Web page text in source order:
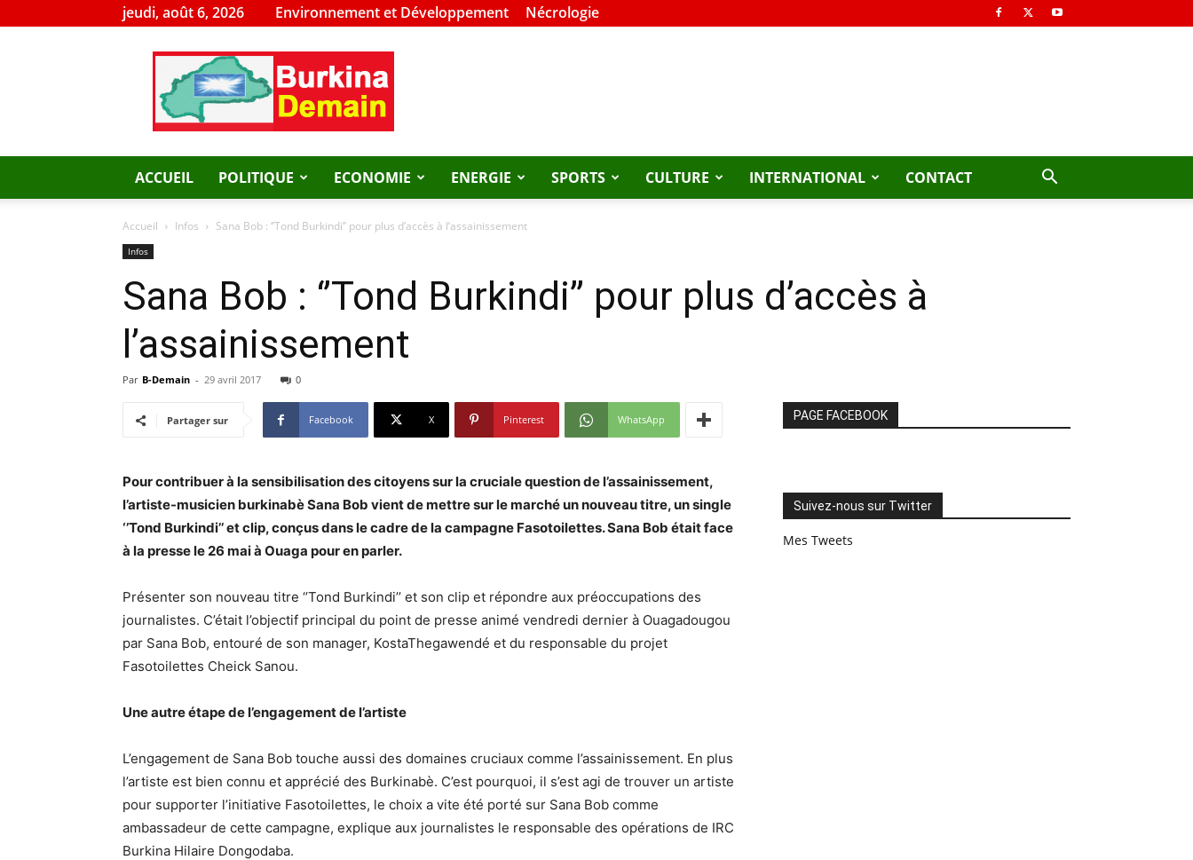
jeudi, août 6, 2026 Environnement et Développement Nécrologie
Burkina
Demain
ACCUEIL POLITIQUE ECONOMIE ENERGIE SPORTS CULTURE INTERNATIONAL CONTACT
Accueil Infos Sana Bob : ‘’Tond Burkindi’’ pour plus d’accès à l’assainissement
Infos
Sana Bob : ‘’Tond Burkindi’’ pour plus d’accès à
l’assainissement
Par B-Demain - 29 avril 2017 0
Partager sur Facebook X Pinterest WhatsApp
Pour contribuer à la sensibilisation des citoyens sur la cruciale question de l’assainissement,
l’artiste-musicien burkinabè Sana Bob vient de mettre sur le marché un nouveau titre, un single
‘’Tond Burkindi’’ et clip, conçus dans le cadre de la campagne Fasotoilettes. Sana Bob était face
à la presse le 26 mai à Ouaga pour en parler.
Présenter son nouveau titre ‘’Tond Burkindi’’ et son clip et répondre aux préoccupations des
journalistes. C’était l’objectif principal du point de presse animé vendredi dernier à Ouagadougou
par Sana Bob, entouré de son manager, KostaThegawendé et du responsable du projet
Fasotoilettes Cheick Sanou.
Une autre étape de l’engagement de l’artiste
L’engagement de Sana Bob touche aussi des domaines cruciaux comme l’assainissement. En plus
l’artiste est bien connu et apprécié des Burkinabè. C’est pourquoi, il s’est agi de trouver un artiste
pour supporter l’initiative Fasotoilettes, le choix a vite été porté sur Sana Bob comme
ambassadeur de cette campagne, explique aux journalistes le responsable des opérations de IRC
Burkina Hilaire Dongodaba.
PAGE FACEBOOK
Suivez-nous sur Twitter
Mes Tweets